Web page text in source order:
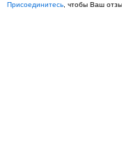
Присоединитесь , чтобы Ваш